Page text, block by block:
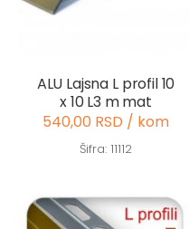
ALU Lajsna L profil 10
x 10 L3 m mat
540,00 RSD / kom
Šifra: 11112